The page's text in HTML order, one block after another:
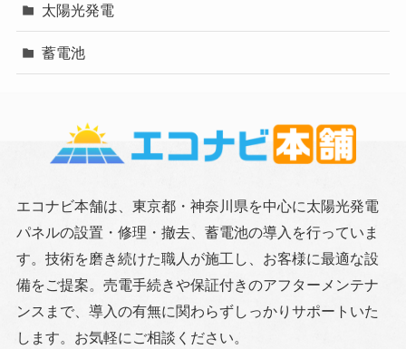
太陽光発電
蓄電池
エコナビ本舗は、東京都・神奈川県を中心に太陽光発電
パネルの設置・修理・撤去、蓄電池の導入を行っていま
す。技術を磨き続けた職人が施工し、お客様に最適な設
備をご提案。売電手続きや保証付きのアフターメンテナ
ンスまで、導入の有無に関わらずしっかりサポートいた
します。お気軽にご相談ください。